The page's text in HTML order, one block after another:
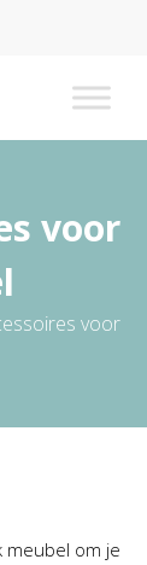
voor
voor
meubel om je